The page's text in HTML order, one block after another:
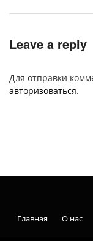
Leave a reply
Для отправки
авторизоваться.
Главная О нас